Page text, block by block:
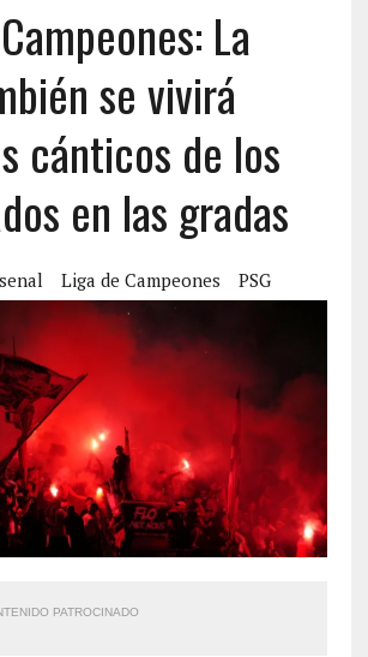
La
se vivirá
cánticos de los
en las gradas
Liga de Campeones PSG
PATROCINADO